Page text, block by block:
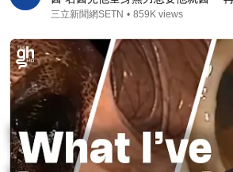
帝」驚險救回一命｜【話時代人物】
三立新聞網SETN • 859K views